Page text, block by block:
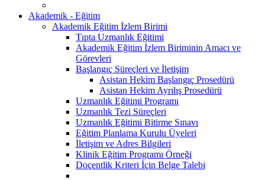
Akademik - Eğitim
Akademik Eğitim İzlem Birimi
Tıpta Uzmanlık Eğitimi
Akademik Eğitim İzlem Biriminin Amacı ve
Görevleri
Başlangıç Süreçleri ve İletişim
Asistan Hekim Başlangıç Prosedürü
Asistan Hekim Ayrılış Prosedürü
Uzmanlık Eğitimi Programı
Uzmanlık Tezi Süreçleri
Uzmanlık Eğitimi Bitirme Sınavı
Eğitim Planlama Kurulu Üyeleri
İletişim ve Adres Bilgileri
Klinik Eğitim Programı Örneği
Doçentlik Kriteri İçin Belge Talebi